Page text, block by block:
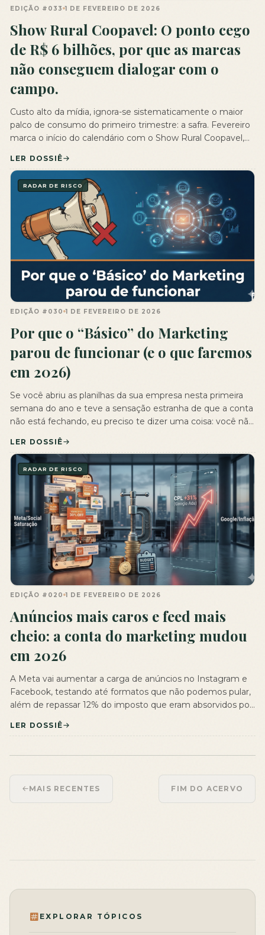
EDIÇÃO #033 1 DE FEVEREIRO DE 2026
Show Rural Coopavel: O ponto cego
de R$ 6 bilhões, por que as marcas
não conseguem dialogar com o
campo.
Custo alto da mídia, ignora-se sistematicamente o maior
palco de consumo do primeiro trimestre: a safra. Fevereiro
marca o início do calendário com o Show Rural Coopavel,
sejam movimentados R$ 6 bilhões. Mas, sob a ótica da
comunicação, o erro estratégico mais comum é […]
LER DOSSIÊ
RADAR DE RISCO
EDIÇÃO #030 1 DE FEVEREIRO DE 2026
Por que o “Básico” do Marketing
parou de funcionar (e o que faremos
em 2026)
Se você abriu as planilhas da sua empresa nesta primeira
semana do ano e teve a sensação estranha de que a conta
não está fechando, eu preciso te dizer uma coisa: você não
equipe. Janeiro de 2026 marca oficialmente o fim daquela
era em que […]
LER DOSSIÊ
RADAR DE RISCO
EDIÇÃO #020 1 DE FEVEREIRO DE 2026
Anúncios mais caros e feed mais
cheio: a conta do marketing mudou
em 2026
A Meta vai aumentar a carga de anúncios no Instagram e
Facebook, testando até formatos que não podemos pular,
além de repassar 12% do imposto que eram absorvidos por
empresários, é um aviso financeiro: a “panfletagem digital”
LER DOSSIÊ
MAIS RECENTES FIM DO ACERVO
EXPLORAR TÓPICOS